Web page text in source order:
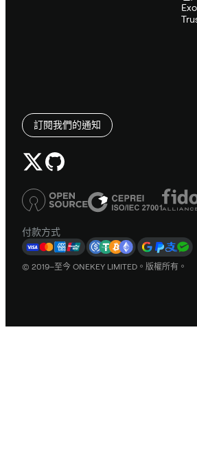
訂閱我們的通知
付款方式
© 2019–至今 ONEKEY LIMITED。版權所有。